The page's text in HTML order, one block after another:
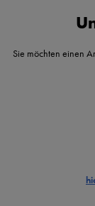
Sie möchten einen